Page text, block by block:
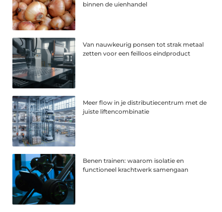
binnen de uienhandel
Van nauwkeurig ponsen tot strak metaal
zetten voor een feilloos eindproduct
Meer flow in je distributiecentrum met de
juiste liftencombinatie
Benen trainen: waarom isolatie en
functioneel krachtwerk samengaan